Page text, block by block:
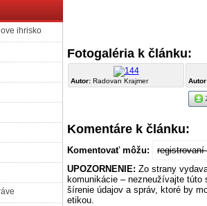
ihrisko
Fotogaléria k článku:
Autor: Radovan Krajmer
Komentáre k článku:
Komentovať môžu:
registrovaní
UPOZORNENIE: Zo strany
komunikácie – nezneužívajte
šírenie údajov a správ, ktoré by
etikou.